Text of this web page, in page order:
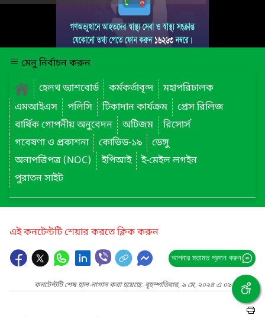
মেনু নির্বাচন করুন
হেলথ ড্যাশবোর্ড
কর্মকর্তাবৃন্দ
মহাপরিচালক
এমআইএস
পলিসি টিকাদান কার্যক্রম
প্রেস রিলিজ
বার্ষিক গোপনীয় অনুবেদন
অটিজম
রিসোর্স
গবেষণা ও প্রকাশনা
কোভিড-১৯
ডেঙ্গু
অনাপত্তিপত্র (NOC)
ইপিআই
ই-মেইল লগইন
পুরাতন সাইট
এই কনটেন্টটি শেয়ার করতে ক্লিক করুন
আপনার মতামত প্রদান করুন
কনটেন্টটি শেষ হাল-নাগাদ করা হয়েছে: বৃহস্পতিবার, ৯ মে, ২০২৪ এ ০৯:১৬ AM